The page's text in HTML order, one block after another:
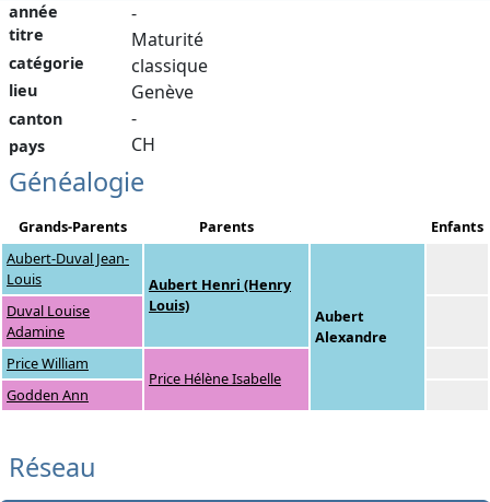
année
titre
catégorie
lieu
canton
pays
-
Maturité
classique
Genève
-
CH
Généalogie
Grands-Parents Parents
Enfants
Aubert-Duval Jean-
Louis
Aubert Henri (Henry
Louis)
Aubert
Alexandre
Duval Louise
Adamine
Price William
Price Hélène Isabelle
Godden Ann
Réseau